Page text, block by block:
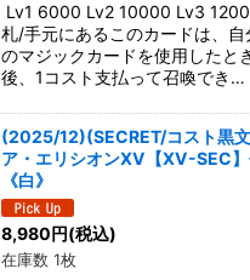
Lv1 6000 Lv2 10000 Lv3
札/手元にあるこのカードは、
のマジックカードを使用したと
後、1コスト支払って召喚でき…
(2025/12)(SECRET/コスト黒
ア・エリシオンXV【XV-SEC
《白》
8,980円(税込)
在庫数 1枚